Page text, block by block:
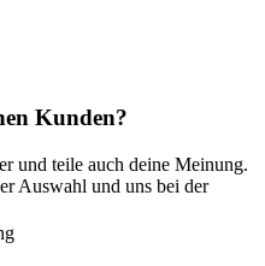
Kunden?
und teile auch deine Meinung.
Auswahl und uns bei der